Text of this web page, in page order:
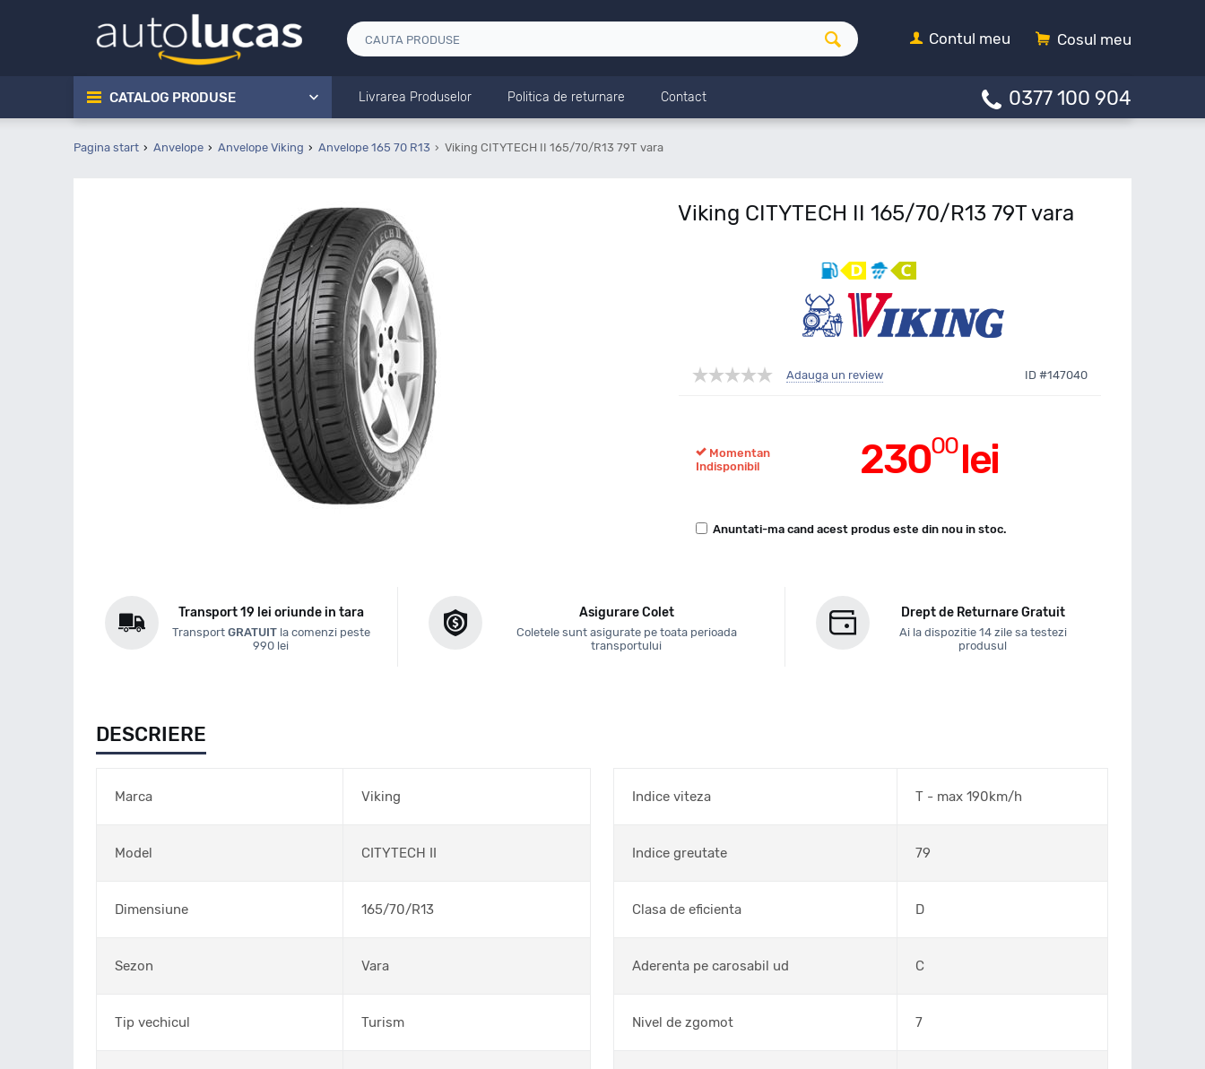
Cosul meu
Contul meu
CATALOG PRODUSE Livrarea Produselor Politica de returnare Contact 0377 100 904
Pagina start Anvelope Anvelope Viking Anvelope 165 70 R13 Viking CITYTECH II 165/70/R13 79T vara
Viking CITYTECH II 165/70/R13 79T vara
Adauga un review ID #147040
23000lei
Momentan
Indisponibil
Anuntati-ma cand acest produs este din nou in stoc.
Transport 19 lei oriunde in tara
Transport GRATUITla comenzi peste
990 lei
Asigurare Colet
Coletele sunt asigurate pe toata perioada
transportului
Drept de Returnare Gratuit
Ai la dispozitie 14 zile sa testezi
produsul
DESCRIERE
Marca Viking
Model CITYTECH II
Dimensiune 165/70/R13
Sezon Vara
Tip vechicul Turism
Indice viteza T - max 190km/h
Indice greutate 79
Clasa de eficienta D
Aderenta pe carosabil ud C
Nivel de zgomot 7